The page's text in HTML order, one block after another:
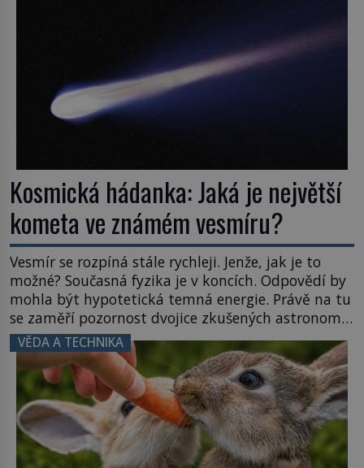
napovídá, kde bychom jednou […]
Kosmická hádanka: Jaká je největší
kometa ve známém vesmíru?
Vesmír se rozpíná stále rychleji. Jenže, jak je to
možné? Současná fyzika je v koncích. Odpovědí by
mohla být hypotetická temná energie. Právě na tu
se zaměří pozornost dvojice zkušených astronomů.
Namísto ní ale objeví něco mnohem
hmatatelnějšího. Naprosto rekordní kometu!
Astronomové Pedro Bernardinelli a Gary Bernstein
mravenčí prací zkoumají archivní snímky v rámci
Průzkumu temné energie […]
VĚDA A TECHNIKA